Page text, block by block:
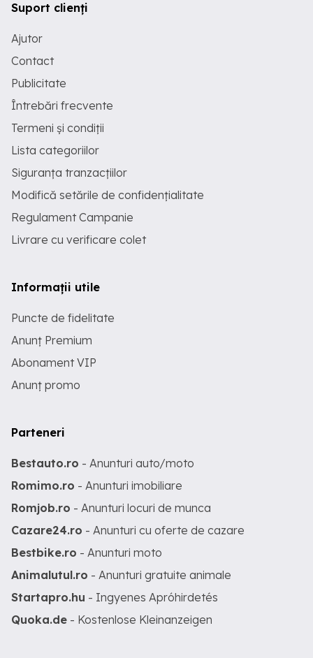
Suport clienți
Ajutor
Contact
Publicitate
Întrebări frecvente
Termeni și condiții
Lista categoriilor
Siguranța tranzacțiilor
Modifică setările de confidențialitate
Regulament Campanie
Livrare cu verificare colet
Informații utile
Puncte de fidelitate
Anunț Premium
Abonament VIP
Anunț promo
Parteneri
Bestauto.ro - Anunturi auto/moto
Romimo.ro - Anunturi imobiliare
Romjob.ro - Anunturi locuri de munca
Cazare24.ro - Anunturi cu oferte de cazare
Bestbike.ro - Anunturi moto
Animalutul.ro - Anunturi gratuite animale
Startapro.hu - Ingyenes Apróhirdetés
Quoka.de - Kostenlose Kleinanzeigen